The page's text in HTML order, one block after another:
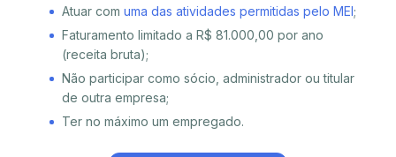
Atuar com uma das atividades permitidas pelo MEI;
Faturamento limitado a R$ 81.000,00 por ano
(receita bruta);
Não participar como sócio, administrador ou titular
de outra empresa;
Ter no máximo um empregado.